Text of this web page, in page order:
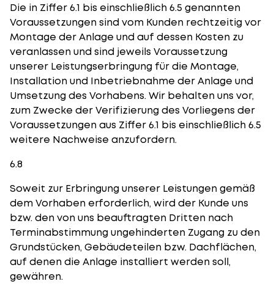
Die in Ziffer 6.1 bis einschließlich 6.5 genannten
Voraussetzungen sind vom Kunden rechtzeitig vor
Montage der Anlage und auf dessen Kosten zu
veranlassen und sind jeweils Voraussetzung
unserer Leistungserbringung für die Montage,
Installation und Inbetriebnahme der Anlage und
Umsetzung des Vorhabens. Wir behalten uns vor,
zum Zwecke der Verifizierung des Vorliegens der
Voraussetzungen aus Ziffer 6.1 bis einschließlich 6.5
weitere Nachweise anzufordern.
6.8
Soweit zur Erbringung unserer Leistungen gemäß
dem Vorhaben erforderlich, wird der Kunde uns
bzw. den von uns beauftragten Dritten nach
Terminabstimmung ungehinderten Zugang zu den
Grundstücken, Gebäudeteilen bzw. Dachflächen,
auf denen die Anlage installiert werden soll,
gewähren.